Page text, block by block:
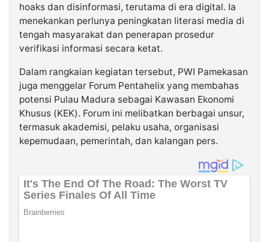
hoaks dan disinformasi, terutama di era digital. Ia
menekankan perlunya peningkatan literasi media di
tengah masyarakat dan penerapan prosedur
verifikasi informasi secara ketat.
Dalam rangkaian kegiatan tersebut, PWI Pamekasan
juga menggelar Forum Pentahelix yang membahas
potensi Pulau Madura sebagai Kawasan Ekonomi
Khusus (KEK). Forum ini melibatkan berbagai unsur,
termasuk akademisi, pelaku usaha, organisasi
kepemudaan, pemerintah, dan kalangan pers.